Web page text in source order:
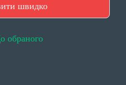
швидко
обраного